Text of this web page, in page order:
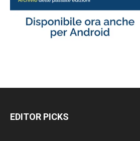
EDITOR PICKS